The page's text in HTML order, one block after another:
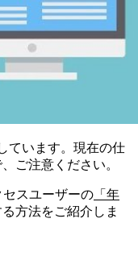
ています。現在の仕
ご注意ください。
スユーザーの 「年
方法をご紹介しま